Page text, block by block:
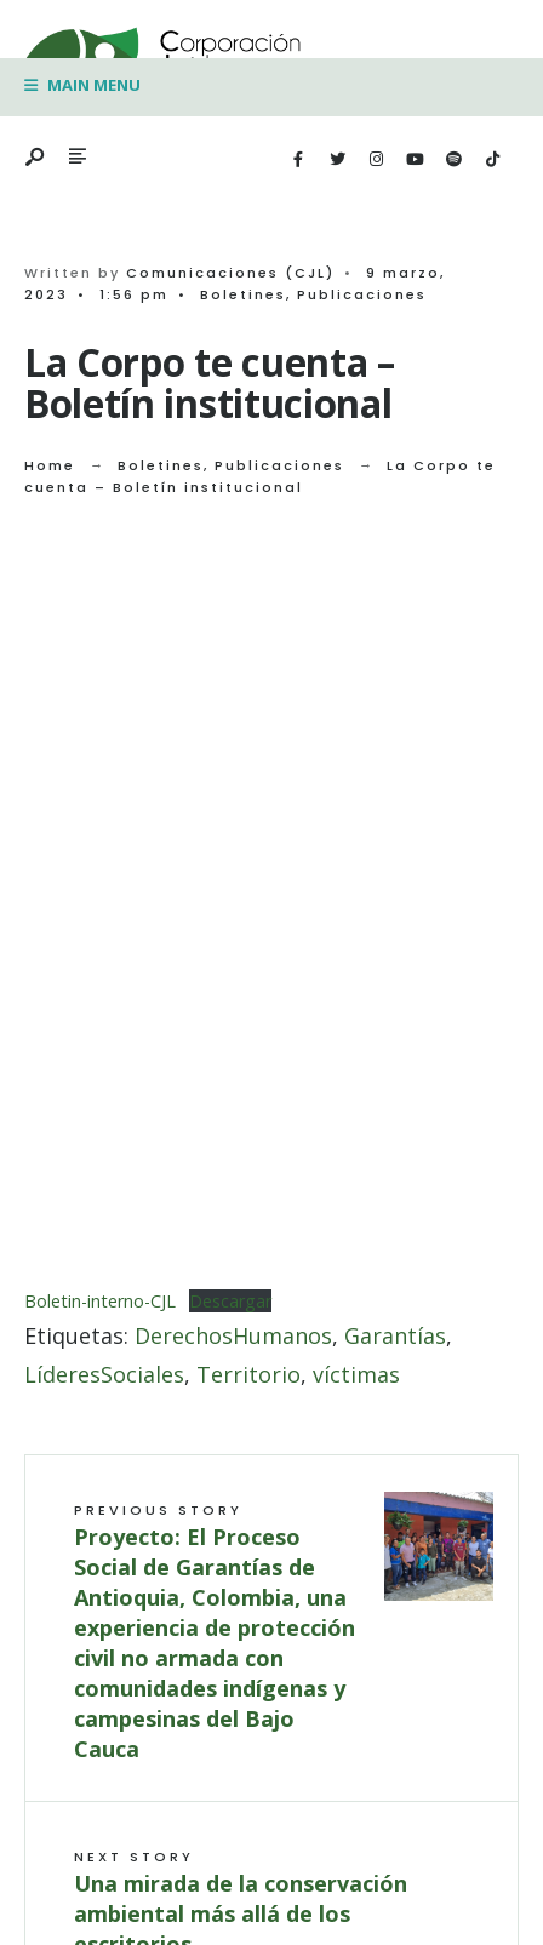
to
contentMAIN MENU
Written by Comunicaciones (CJL) •
9 marzo,
2023
• 1:56 pm • Boletines, Publicaciones
La Corpo te cuenta –
Boletín institucional
Home Boletines, Publicaciones
La Corpo te
cuenta – Boletín institucional
Boletin-interno-CJL Descargar
Etiquetas: DerechosHumanos, Garantías,
LíderesSociales, Territorio, víctimas
PREVIOUS STORY
Proyecto: El Proceso
Social de Garantías de
Antioquia, Colombia, una
experiencia de protección
civil no armada con
comunidades indígenas y
campesinas del Bajo
Cauca
NEXT STORY
Una mirada de la conservación
ambiental más allá de los
for: